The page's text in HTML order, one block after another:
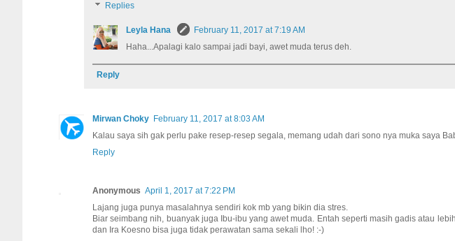
Replies
Leyla Hana
February 11, 2017 at 7:19 AM
Haha...Apalagi kalo sampai jadi bayi, awet muda terus deh.
Reply
Mirwan Choky February 11, 2017 at 8:03 AM
Kalau saya sih gak perlu pake resep-resep segala, memang udah dari sono nya muka saya
Reply
Anonymous April 1, 2017 at 7:22 PM
Lajang juga punya masalahnya sendiri kok mb yang bikin dia stres.
Biar seimbang nih, buanyak juga Ibu-ibu yang awet muda. Entah seperti masih gadis atau
dan Ira Koesno bisa juga tidak perawatan sama sekali lho! :-)